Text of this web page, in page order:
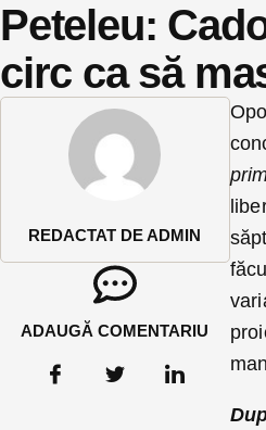
Peteleu:
circ ca să
REDACTAT DE ADMIN
ADAUGĂ COMENTARIU